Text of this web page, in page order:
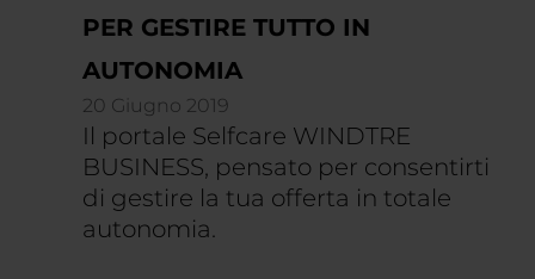
PER GESTIRE TUTTO IN
AUTONOMIA
20 Giugno 2019
Il portale Selfcare WINDTRE
BUSINESS, pensato per consentirti
di gestire la tua offerta in totale
autonomia.